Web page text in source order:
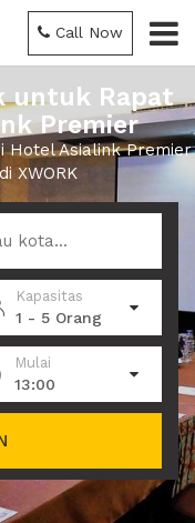
Call Now
untuk Rapat
Premier
Hotel Asialink Premier
XWORK
Kapasitas
1 - 5 Orang
Mulai
13:00